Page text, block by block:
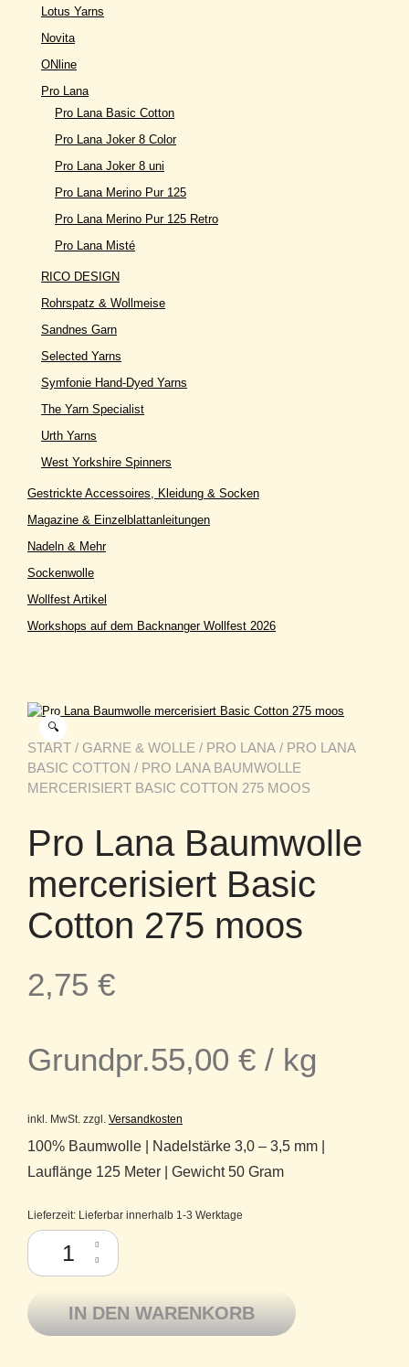
🔍
START / GARNE & WOLLE / PRO LANA / PRO LANA
BASIC COTTON / PRO LANA BAUMWOLLE
MERCERISIERT BASIC COTTON 275 MOOS
Pro Lana Baumwolle
mercerisiert Basic
Cotton 275 moos
2,75 €
Grundpr.55,00 € / kg
inkl. MwSt. zzgl. Versandkosten
100% Baumwolle | Nadelstärke 3,0 – 3,5 mm |
Lauflänge 125 Meter | Gewicht 50 Gram
Lieferzeit: Lieferbar innerhalb 1-3 Werktage
Pro Lana Baumwolle mercerisiert Basic Cotton 275 moos Menge
IN DEN WARENKORB
Lotus Yarns
Novita
ONline
Pro Lana
Pro Lana Basic Cotton
Pro Lana Joker 8 Color
Pro Lana Joker 8 uni
Pro Lana Merino Pur 125
Pro Lana Merino Pur 125 Retro
Pro Lana Misté
RICO DESIGN
Rohrspatz & Wollmeise
Sandnes Garn
Selected Yarns
Symfonie Hand-Dyed Yarns
The Yarn Specialist
Urth Yarns
West Yorkshire Spinners
Gestrickte Accessoires, Kleidung & Socken
Magazine & Einzelblattanleitungen
Nadeln & Mehr
Sockenwolle
Wollfest Artikel
Workshops auf dem Backnanger Wollfest 2026